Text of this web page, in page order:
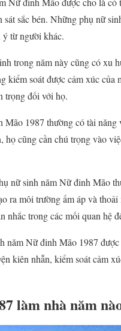
sát sắc bén. Những phụ nữ
ý từ người khác.
trong năm này cũng có xu
kiểm soát được cảm xúc
trọng đối với họ.
Mão 1987 thường có tài
họ cũng cần chú trọng vào
nữ sinh năm Nữ đinh Mão
ra môi trường ấm áp và
nhắc trong các mối quan hệ
năm Nữ đinh Mão 1987
kiên nhẫn, kiểm soát cảm
làm nhà năm